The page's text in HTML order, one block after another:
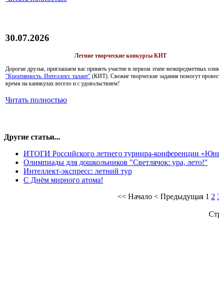
30.07.2026
Летние творческие конкурсы КИТ
Дорогие друзья, приглашаем вас принять участие в первом этапе межпредметных
"Креативность. Интеллект. талант" (КИТ). Свежие творческие задания помогут
время на каникулах весело и с удовольствием!
Читать полностью
Другие статьи...
ИТОГИ Российского летнего турнира-конференции
Олимпиады для дошкольников "Светлячок: ура, лето!"
Интеллект-экспресс: летний тур
С Днём мирного атома!
<< Начало < Предыдущая 1 2